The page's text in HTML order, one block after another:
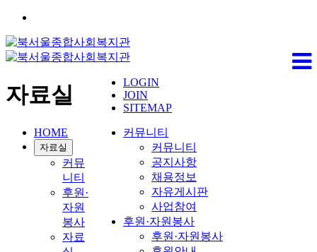
LOGIN
JOIN
SITEMAP
커뮤니티
커뮤니티
공지사항
채용정보
자유게시판
사업참여
후원·자원봉사
후원·자원봉사
자료실
HOME
자료실
커뮤
니티
후원·
자원
봉사
자료